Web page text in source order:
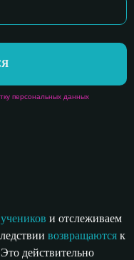
персональных данных
учеников и отслеживаем
возвращаются к
действительно